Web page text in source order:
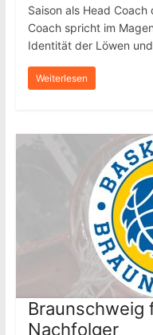
Saison als Head
Coach spricht im
Identität der Löwen
Weiterlesen
Nachfolger